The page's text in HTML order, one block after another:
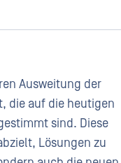
Ausweitung der
die auf die heutigen
sind. Diese
Lösungen zu